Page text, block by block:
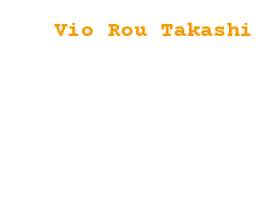
Vio Rou Takashi